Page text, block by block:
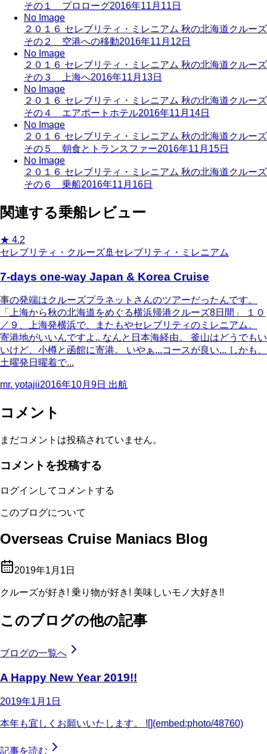
その１ プロローグ2016年11月11日
No Image
２０１６ セレブリティ・ミレニアム 秋の北海道クルーズ
その２ 空港への移動2016年11月12日
No Image
２０１６ セレブリティ・ミレニアム 秋の北海道クルーズ
その３ 上海へ2016年11月13日
No Image
２０１６ セレブリティ・ミレニアム 秋の北海道クルーズ
その４ エアポートホテル2016年11月14日
No Image
２０１６ セレブリティ・ミレニアム 秋の北海道クルーズ
その５ 朝食とトランスファー2016年11月15日
No Image
２０１６ セレブリティ・ミレニアム 秋の北海道クルーズ
その６ 乗船2016年11月16日
関連する乗船レビュー
★ 4.2
セレブリティ・クルーズ🚢 セレブリティ・ミレニアム
7-days one-way Japan & Korea Cruise
事の発端はクルーズプラネットさんのツアーだったんです。
「上海から秋の北海道をめぐる横浜帰港クルーズ8日間」 １０
／９、上海発横浜で、またもやセレブリティのミレニアム。
寄港地がいいんですよ.. なんと日本海経由。 釜山はどうでもい
いけど、小樽と函館に寄港。 いやぁ...コースが良い... しかも、
土曜発日曜着で...
mr. yotajii2016年10月9日 出航
コメント
まだコメントは投稿されていません。
コメントを投稿する
ログインしてコメントする
このブログについて
Overseas Cruise Maniacs Blog
2019年1月1日
クルーズが好き! 乗り物が好き! 美味しいモノ大好き!!
このブログの他の記事
ブログの一覧へ
A Happy New Year 2019!!
2019年1月1日
本年も宜しくお願いいたします。 ![](embed:photo/48760)
記事を読む